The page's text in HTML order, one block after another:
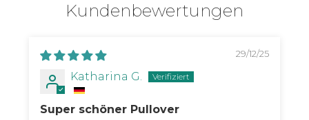
Kundenbewertungen
29/12/25
Katharina G.
Super schöner Pullover